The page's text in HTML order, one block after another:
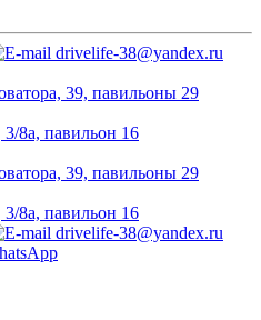
drivelife-38@yandex.ru
39, павильоны 29
3/8а, павильон 16
39, павильоны 29
3/8а, павильон 16
drivelife-38@yandex.ru